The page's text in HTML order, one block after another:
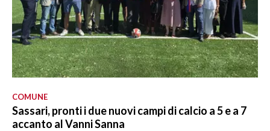
COMUNE
Sassari, pronti i due nuovi campi di calcio a 5 e a 7
accanto al Vanni Sanna